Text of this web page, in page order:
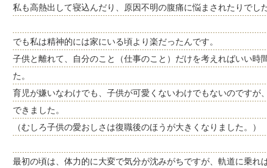
私も高熱出して寝込んだり、原因不明の腹痛に悩まされたりでした
でも私は精神的には家にいる頃より楽だったんです。
子供と離れて、自分のこと（仕事のこと）だけを考えればいい時
た。
育児が嫌いなわけでも、子供が可愛くないわけでもないのですが
できました。
（むしろ子供の愛おしさは復職後のほうが大きくなりました。）
最初の頃は、体力的に大変で気分が沈みがちですが、軌道に乗れ